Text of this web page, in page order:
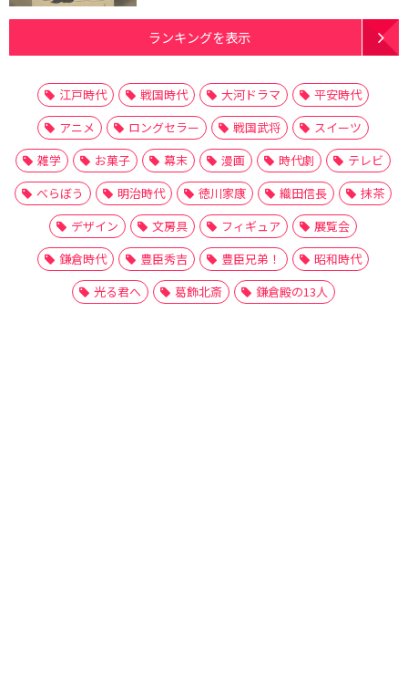
ランキングを表示
江戸時代 戦国時代 大河ドラマ
平安時代
アニメ
ロングセラー 戦国武将
スイーツ
雑学
お菓子 幕末 漫画 時代劇
テレビ
べらぼう
明治時代 徳川家康 織田信長
抹茶
デザイン
文房具 フィギュア
展覧会
鎌倉時代
豊臣秀吉 豊臣兄弟！
昭和時代
光る君へ
葛飾北斎 鎌倉殿の13人